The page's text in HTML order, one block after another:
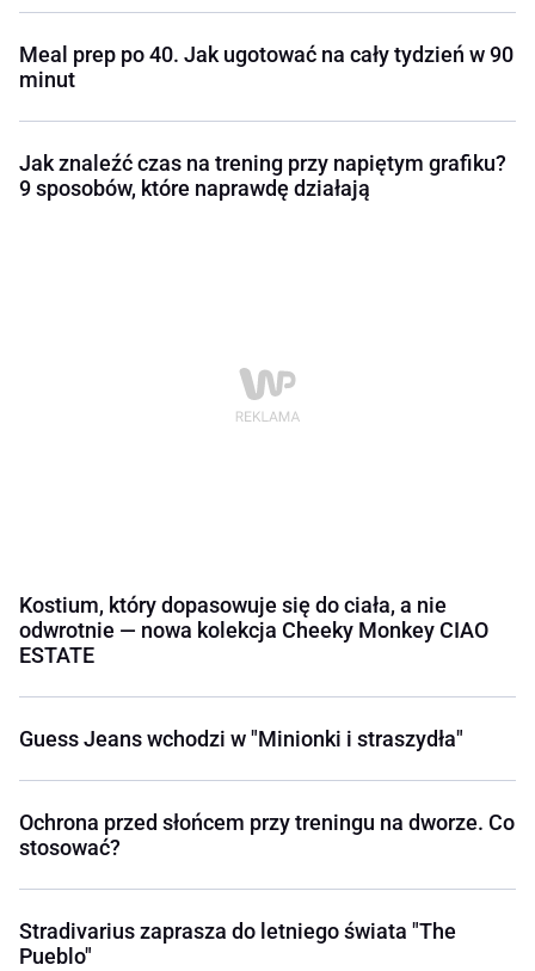
Meal prep po 40. Jak ugotować na cały tydzień w 90
minut
Jak znaleźć czas na trening przy napiętym grafiku?
9 sposobów, które naprawdę działają
Kostium, który dopasowuje się do ciała, a nie
odwrotnie — nowa kolekcja Cheeky Monkey CIAO
ESTATE
Guess Jeans wchodzi w "Minionki i straszydła"
Ochrona przed słońcem przy treningu na dworze. Co
stosować?
Stradivarius zaprasza do letniego świata "The
Pueblo"